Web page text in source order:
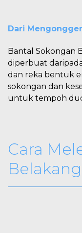
Dari
Bantal Sokongan
diperbuat
dan reka bentuk
sokongan dan
untuk tempoh
Cara